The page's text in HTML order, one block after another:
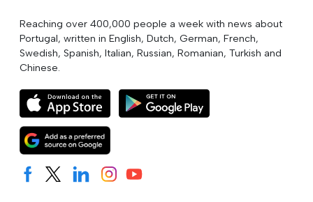
Reaching over 400,000 people a week with news about
Portugal, written in English, Dutch, German, French,
Swedish, Spanish, Italian, Russian, Romanian, Turkish and
Chinese.